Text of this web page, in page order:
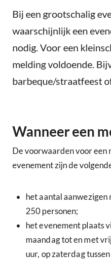
Bij een grootschalig
waarschijnlijk een
nodig. Voor een
melding voldoende.
barbeque/straatfeest
Wanneer een
De voorwaarden voor een
evenement zijn de
het aantal
250 personen;
het evenement plaats
maandag tot en met
uur, op zaterdag